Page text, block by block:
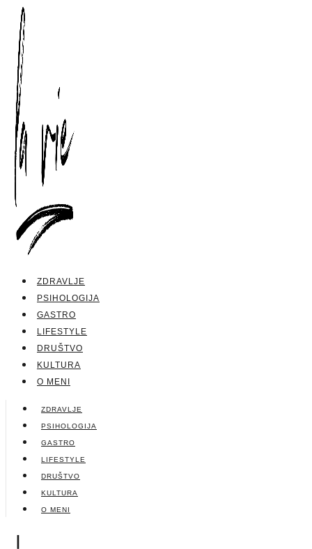
ZDRAVLJE
PSIHOLOGIJA
GASTRO
LIFESTYLE
DRUŠTVO
KULTURA
O MENI
ZDRAVLJE
PSIHOLOGIJA
GASTRO
LIFESTYLE
DRUŠTVO
KULTURA
O MENI
|